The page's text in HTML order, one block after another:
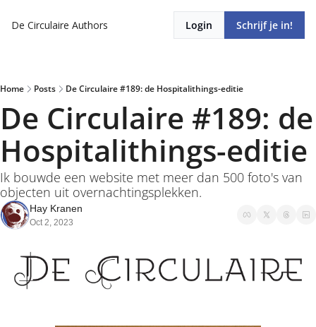
De Circulaire Authors Login Schrijf je in!
Home Posts De Circulaire #189: de Hospitalithings-editie
De Circulaire #189: de
Hospitalithings-editie
Ik bouwde een website met meer dan 500 foto's van
objecten uit overnachtingsplekken.
Hay Kranen
Oct 2, 2023